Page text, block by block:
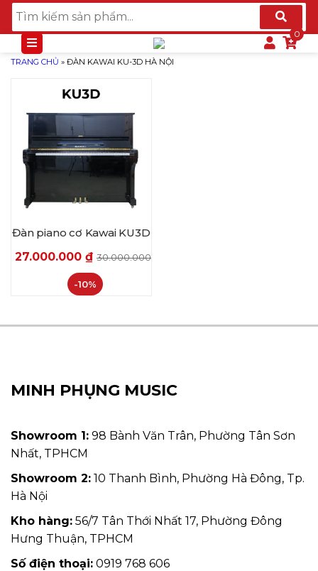
TRANG CHỦ » ĐÀN KAWAI KU-3D HÀ NỘI
Đàn piano cơ Kawai KU3D
27.000.000 ₫ 30.000.000
-10%
MINH PHỤNG MUSIC
Showroom 1: 98 Bành Văn Trân, Phường Tân Sơn
Nhất, TPHCM
Showroom 2: 10 Thanh Bình, Phường Hà Đông, Tp.
Hà Nội
Kho hàng: 56/7 Tân Thới Nhất 17, Phường Đông
Hưng Thuận, TPHCM
Số điện thoại: 0919 768 606